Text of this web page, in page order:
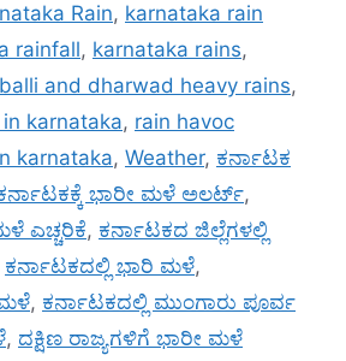
Rain, karnataka rain
rainfall, karnataka rains,
and dharwad heavy rains,
karnataka, rain havoc
karnataka, Weather, ಕರ್ನಾಟಕ
ಭಾರೀ ಮಳೆ ಅಲರ್ಟ್‌,
ಎಚ್ಚರಿಕೆ, ಕರ್ನಾಟಕದ ಜಿಲ್ಲೆಗಳಲ್ಲಿ
ಕರ್ನಾಟಕದಲ್ಲಿ ಭಾರಿ ಮಳೆ,
ಮಳೆ, ಕರ್ನಾಟಕದಲ್ಲಿ ಮುಂಗಾರು ಪೂರ್ವ
, ದಕ್ಷಿಣ ರಾಜ್ಯಗಳಿಗೆ ಭಾರೀ ಮಳೆ